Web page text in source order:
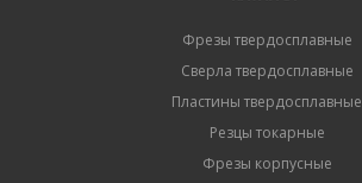
Фрезы твердосплавные
Сверла твердосплавные
Пластины твердосплавные
Резцы токарные
Фрезы корпусные